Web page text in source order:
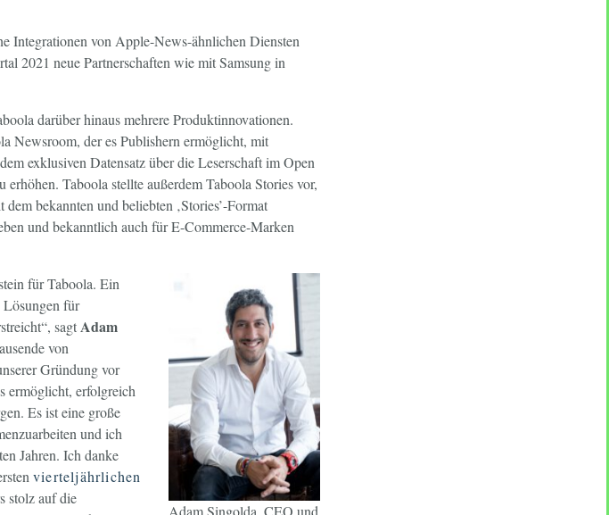
Integrationen von Apple-News-ähnlichen Diensten
2021 neue Partnerschaften wie mit Samsung in
darüber hinaus mehrere Produktinnovationen.
Newsroom, der es Publishern ermöglicht, mit
exklusiven Datensatz über die Leserschaft im Open
Taboola stellte außerdem Taboola Stories vor,
bekannten und beliebten ‚Stories’-Format
und bekanntlich auch für E-Commerce-Marken
Adam Singolda, CEO und
für Taboola. Ein
Lösungen für
sagtAdam
von
Gründung vor
ermöglicht, erfolgreich
Es ist eine große
und ich
Jahren. Ich danke
vierteljährlichen
stolz auf die